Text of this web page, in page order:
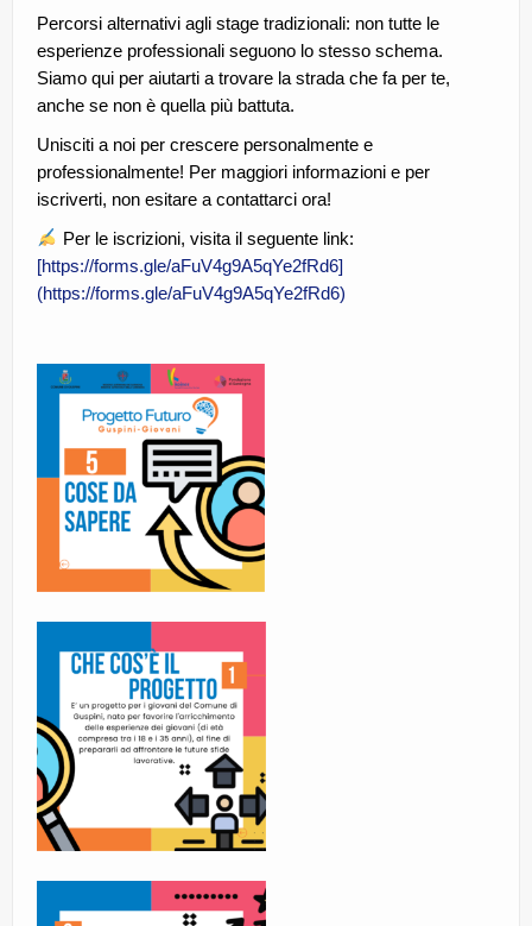
Percorsi alternativi agli stage tradizionali: non tutte le
esperienze professionali seguono lo stesso schema.
Siamo qui per aiutarti a trovare la strada che fa per te,
anche se non è quella più battuta.
Unisciti a noi per crescere personalmente e
professionalmente! Per maggiori informazioni e per
iscriverti, non esitare a contattarci ora!
Per le iscrizioni, visita il seguente link:
[https://forms.gle/aFuV4g9A5qYe2fRd6]
(https://forms.gle/aFuV4g9A5qYe2fRd6)